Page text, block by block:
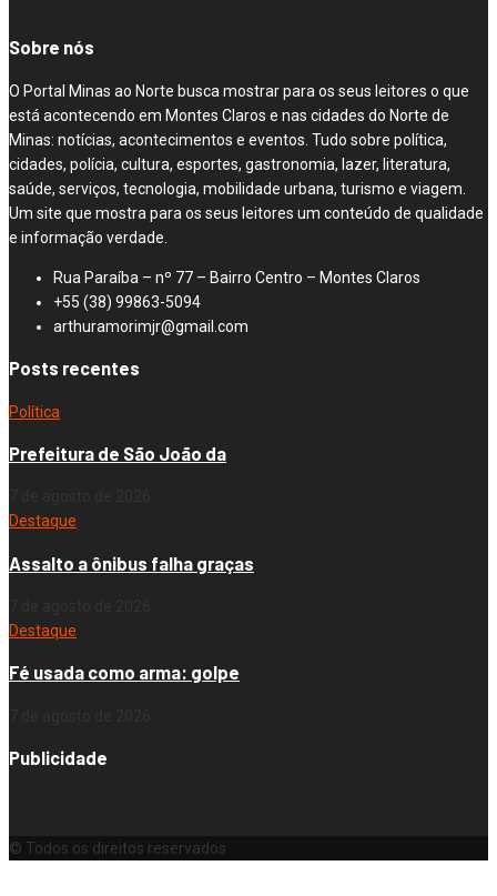
Sobre nós
O Portal Minas ao Norte busca mostrar para os seus leitores o que
está acontecendo em Montes Claros e nas cidades do Norte de
Minas: notícias, acontecimentos e eventos. Tudo sobre política,
cidades, polícia, cultura, esportes, gastronomia, lazer, literatura,
saúde, serviços, tecnologia, mobilidade urbana, turismo e viagem.
Um site que mostra para os seus leitores um conteúdo de qualidade
e informação verdade.
Rua Paraíba – nº 77 – Bairro Centro – Montes Claros
+55 (38) 99863-5094
arthuramorimjr@gmail.com
Posts recentes
Política
Prefeitura de São João da
Destaque
Assalto a ônibus falha graças
Destaque
Fé usada como arma: golpe
Publicidade
© Todos os direitos reservados